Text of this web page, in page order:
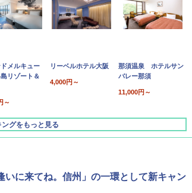
メルキュー
リゾート＆
～
リーベルホテル大阪
4,000円～
那須温泉 ホテルサン
バレー那須
11,000円～
ングをもっと見る
いに来てね。信州」の一環として新キャン